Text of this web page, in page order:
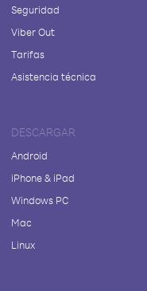
Seguridad
Viber Out
Tarifas
Asistencia técnica
DESCARGAR
Android
iPhone & iPad
Windows PC
Mac
Linux